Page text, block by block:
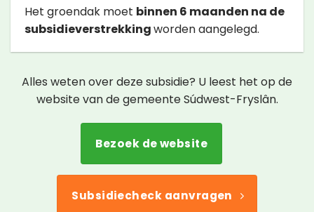
Het groendak moet binnen 6 maanden na de
subsidieverstrekkingworden aangelegd.
Alles weten over deze subsidie? U leest het op de
website van de gemeente Súdwest-Fryslân.
Bezoek de website
Subsidiecheck aanvragen